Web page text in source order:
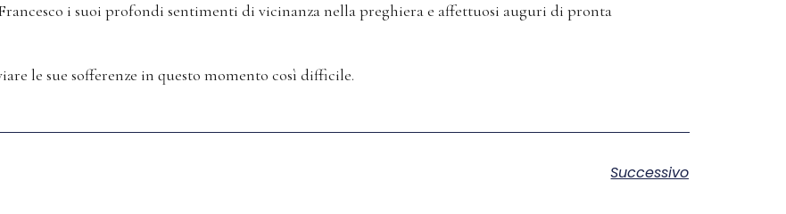
i suoi profondi sentimenti di vicinanza nella preghiera e affettuosi auguri di pronta
le sue sofferenze in questo momento così difficile.
Successivo